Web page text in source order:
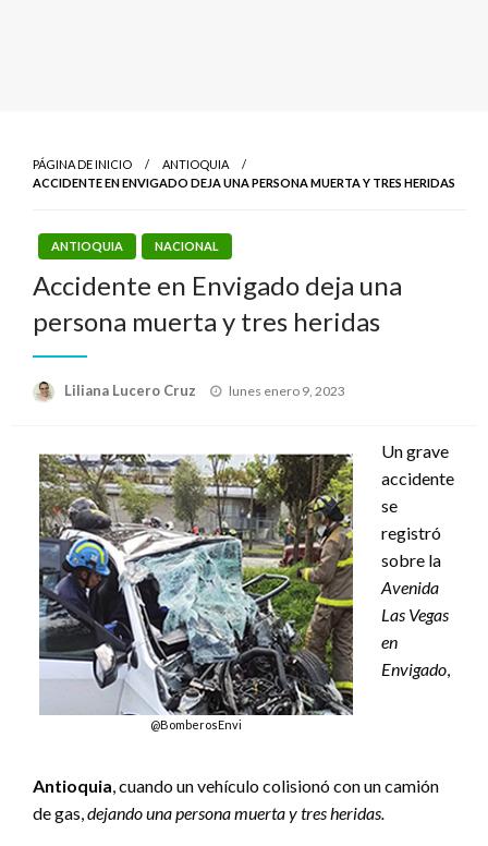
PÁGINA DE INICIO
ANTIOQUIA
ACCIDENTE EN ENVIGADO DEJA UNA PERSONA MUERTA Y TRES HERIDAS
ANTIOQUIA NACIONAL
Accidente en Envigado deja una
persona muerta y tres heridas
Liliana Lucero Cruz
Publicado
lunes enero 9, 2023
@BomberosEnvi
Un grave
accidente
se
registró
sobre la
Avenida
Las Vegas
en
Envigado,
Antioquia, cuando un vehículo colisionó con un camión
de gas,dejando una persona muerta y tres heridas.